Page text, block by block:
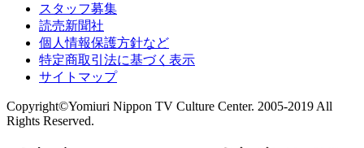
スタッフ募集
読売新聞社
個人情報保護方針など
特定商取引法に基づく表示
サイトマップ
Copyright©Yomiuri Nippon TV Culture Center. 2005-2019 All
Rights Reserved.